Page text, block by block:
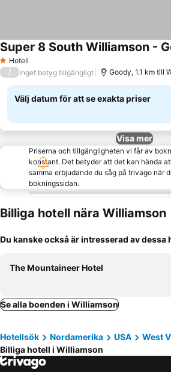
1 Stjärnor
Hotell
Super 8 South Williamson -
/ Inget betyg tillgängligt Goody, 1.1 km till
Välj datum för att se exakta priser
Visa mer
Priserna och tillgängligheten vi får av
konstant. Det betyder att det kan hända
samma erbjudande du såg på trivago när
bokningssidan.
Billiga hotell nära Williamson
Du kanske också är intresserad av dessa
The Mountaineer Hotel
Se alla boenden i Williamson
Hotellsök Nordamerika USA West
Billiga hotell i Williamson